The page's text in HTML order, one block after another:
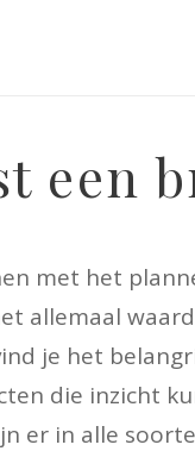
een
met het
allemaal
je het
die inzicht
er in alle